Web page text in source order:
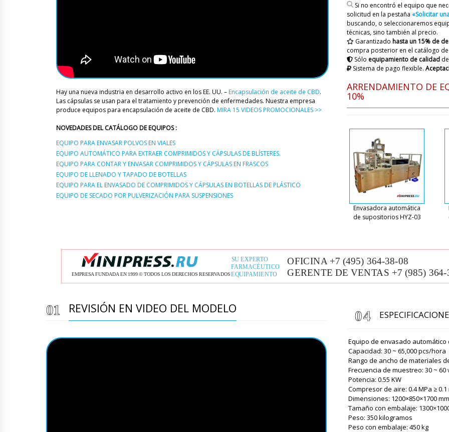
Hay una nueva industria en desarrollo activo en los EE. UU. –Encapsulación de aceite de CBD.
Las cápsulas se usan para el tratamiento y prevención de enfermedades. Nuestra empresa
produce equipos para encapsulación de aceite de CBD. MIRA 15 VIDEOS PROMOCIONALES >>
NOVEDADES DEL CATÁLOGO DE EQUIPOS :
EQUIPO PARA ENVASAR POLVOS EN VIALES
EQUIPO AUTOMÁTICO PARA EXTRAER COMPRIMIDOS Y CÁPSULAS DE BLÍSTERES.
EQUIPO PARA CONTAR Y ENVASAR COMPRIMIDOS Y CÁPSULAS EN FRASCOS
EQUIPO DE LLENADO Y TAPADO DE BOTELLAS
EQUIPO PARA EL ENVASADO DE COMPRIMIDOS Y CÁPSULAS EN BOTELLAS DE PLÁSTICO
EQUIPO DE SECADO POR PULVERIZACIÓN PARA SUSPENSIONES
Si no encontró el equipo que
solicitud en la pestaña «Solicitar
buscando, o seleccionaremos
técnicas, sino también al precio.
Garantizado hasta un 15% de
compra posterior en el catálogo
Sólo equipamiento de calidad
Sistema de pago flexible.
ARRENDAMIENTO DE
10%
Envasadora automática
de supositorios HYZ-03
REVISIÓN EN VIDEO DEL MODELO
Equipo de envasado automático
Capacidad: 30 ~ 65,000 pcs/hora
Rango de ancho de materiales
Frecuencia de muestreo: 30 ~
Potencia: 0.55 KW
Compresor de aire: 0.4 MPa ≥ 0.1
Dimensiones: 1200×850×1700 mm
Tamaño con embalaje:
Peso: 350 kilogramos
Peso con embalaje: 450 kg
ofreceremos a
James
La empaquetadora
ha estado en la carretera
Roman
Hola James,
Joseph
Transportador de polvo al
necesita descuento y
Roman
Buen día
incluida la
haremos un
incluida en el
Hola, preguntaré
recubrimiento de película
para sellar tubos de
diferentes
90%, para
Mia
¡Buenas tardes, espero
UNIT 600A a Villahermosa
Roman Tsibulsky
¡Buenos días,
servicio de
domicilio. Por